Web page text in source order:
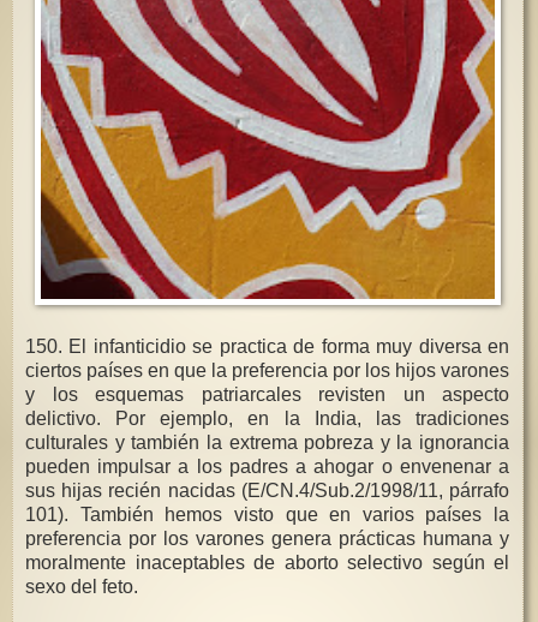
150. El infanticidio se practica de forma muy diversa en
ciertos países en que la preferencia por los hijos varones
y los esquemas patriarcales revisten un aspecto
delictivo. Por ejemplo, en la India, las tradiciones
culturales y también la extrema pobreza y la ignorancia
pueden impulsar a los padres a ahogar o envenenar a
sus hijas recién nacidas (E/CN.4/Sub.2/1998/11, párrafo
101). También hemos visto que en varios países la
preferencia por los varones genera prácticas humana y
moralmente inaceptables de aborto selectivo según el
sexo del feto.